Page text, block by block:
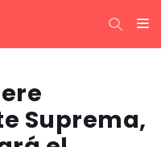
Suprema,